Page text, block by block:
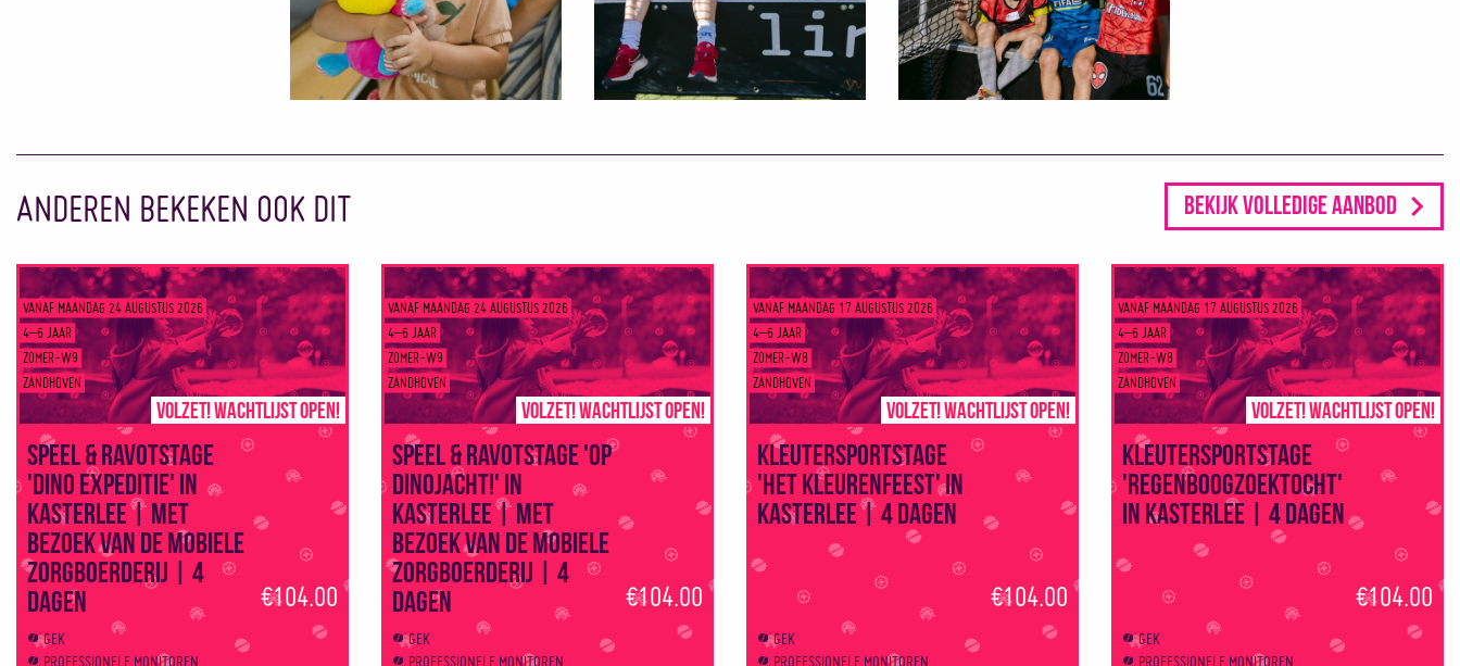
ANDEREN BEKEKEN OOK DIT Bekijk volledige aanbod
VANAF MAANDAG 24 AUGUSTUS 2026
4–6 JAAR
ZOMER-W9
ZANDHOVEN
Volzet! Wachtlijst open!
Speel & Ravotstage
'Dino Expeditie' in
Kasterlee | Met
bezoek van de mobiele
zorgboerderij | 4
dagen
€104.00
GEK
PROFESSIONELE MONITOREN
VANAF MAANDAG 24 AUGUSTUS 2026
4–6 JAAR
ZOMER-W9
ZANDHOVEN
Volzet! Wachtlijst open!
Speel & Ravotstage 'Op
dinojacht!' in
Kasterlee | Met
bezoek van de mobiele
zorgboerderij | 4
dagen
€104.00
GEK
PROFESSIONELE MONITOREN
VANAF MAANDAG 17 AUGUSTUS 2026
4–6 JAAR
ZOMER-W8
ZANDHOVEN
Volzet! Wachtlijst open!
Kleutersportstage
'Het kleurenfeest' in
Kasterlee | 4 dagen
€104.00
GEK
PROFESSIONELE MONITOREN
VANAF MAANDAG 17 AUGUSTUS 2026
4–6 JAAR
ZOMER-W8
ZANDHOVEN
Volzet! Wachtlijst open!
Kleutersportstage
'Regenboogzoektocht'
in Kasterlee | 4 dagen
€104.00
GEK
PROFESSIONELE MONITOREN